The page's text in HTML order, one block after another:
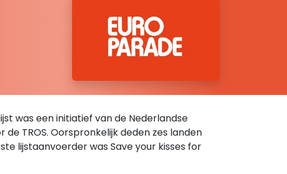
was een initiatief van de Nederlandse
TROS. Oorspronkelijk deden zes landen
lijstaanvoerder was Save your kisses for